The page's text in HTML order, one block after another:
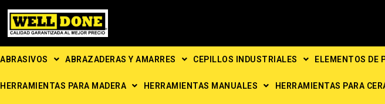
contenido
ABRASIVOS ABRAZADERAS Y AMARRES CEPILLOS INDUSTRIALES ELEMENTOS DE
HERRAMIENTAS PARA MADERA HERRAMIENTAS MANUALES HERRAMIENTAS PARA